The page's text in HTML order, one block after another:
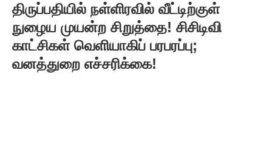
திருப்பதியில் நள்ளிரவில் வீட்டிற்குள்
நுழைய முயன்ற சிறுத்தை! சிசிடிவி
காட்சிகள் வெளியாகிப் பரபரப்பு;
வனத்துறை எச்சரிக்கை!